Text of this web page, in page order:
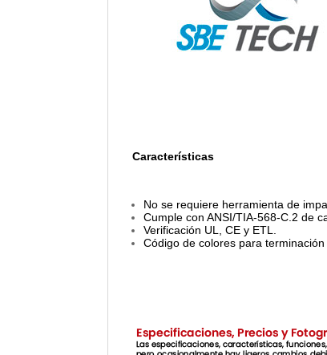
Características
No se requiere herramienta de
Cumple con ANSI/TIA-568-C.2 de
Verificación UL, CE y ETL.
Código de colores para terminación